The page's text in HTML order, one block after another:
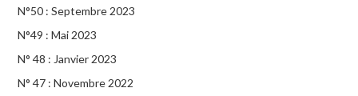
N°50 : Septembre 2023
N°49 : Mai 2023
N° 48 : Janvier 2023
N° 47 : Novembre 2022